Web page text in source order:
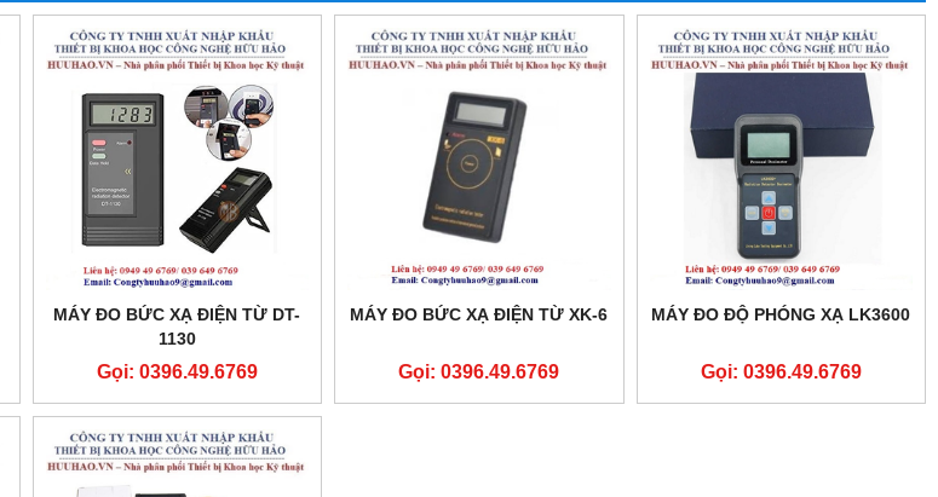
MÁY ĐO BỨC XẠ ĐIỆN TỪ DT-
1130
Gọi: 0396.49.6769
MÁY ĐO BỨC XẠ ĐIỆN TỪ XK-6
Gọi: 0396.49.6769
MÁY ĐO ĐỘ PHÓNG XẠ LK3600
Gọi: 0396.49.6769